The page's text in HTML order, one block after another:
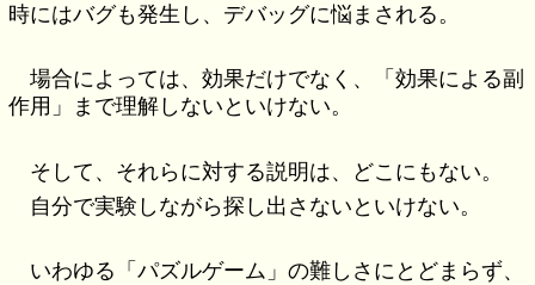
時にはバグも発生し、デバッグに悩まされる。
場合によっては、効果だけでなく、「効果による副
作用」まで理解しないといけない。
そして、それらに対する説明は、どこにもない。
自分で実験しながら探し出さないといけない。
いわゆる「パズルゲーム」の難しさにとどまらず、